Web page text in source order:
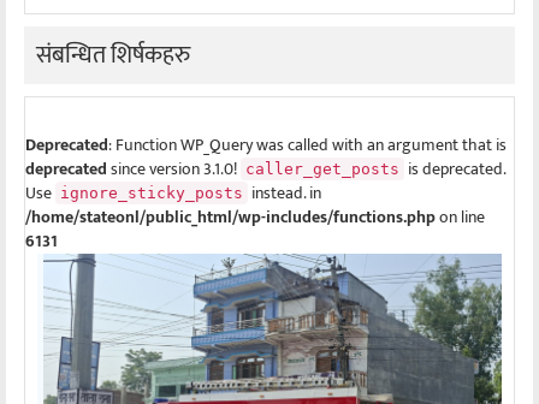
संबन्धित शिर्षकहरु
Deprecated: Function WP_Query was called with an argument that is
deprecatedsince version 3.1.0! caller_get_posts is deprecated.
Use ignore_sticky_posts instead. in
/home/stateonl/public_html/wp-includes/functions.phpon line
6131